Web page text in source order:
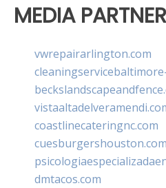
MEDIA
vwrepairarlington.com
coastlinecateringnc.com
cuesburgershouston.com
dmtacos.com